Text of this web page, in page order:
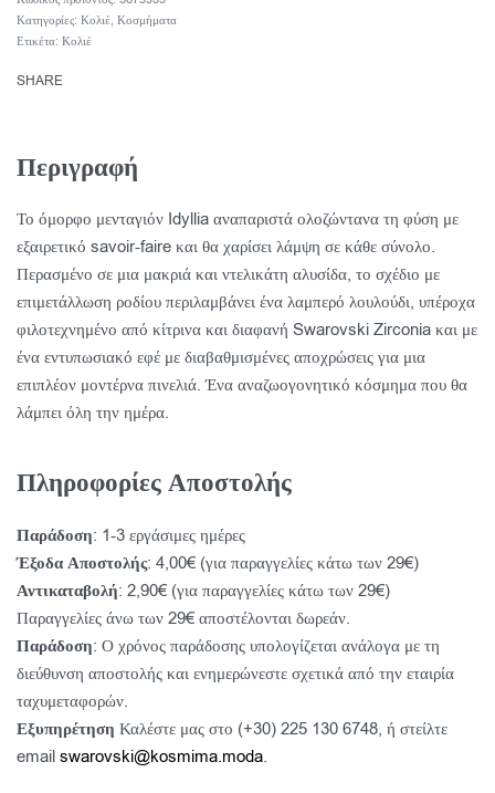
Κατηγορίες: Κολιέ, Κοσμήματα
Ετικέτα: Κολιέ
SHARE
Περιγραφή
Το όμορφο μενταγιόν Idyllia αναπαριστά ολοζώντανα τη φύση με
εξαιρετικό savoir-faire και θα χαρίσει λάμψη σε κάθε σύνολο.
Περασμένο σε μια μακριά και ντελικάτη αλυσίδα, το σχέδιο με
επιμετάλλωση ροδίου περιλαμβάνει ένα λαμπερό λουλούδι, υπέροχα
φιλοτεχνημένο από κίτρινα και διαφανή Swarovski Zirconia και με
ένα εντυπωσιακό εφέ με διαβαθμισμένες αποχρώσεις για μια
επιπλέον μοντέρνα πινελιά. Ένα αναζωογονητικό κόσμημα που θα
λάμπει όλη την ημέρα.
Πληροφορίες Αποστολής
Παράδοση: 1-3 εργάσιμες ημέρες
Έξοδα Αποστολής: 4,00€ (για παραγγελίες κάτω των 29€)
Αντικαταβολή: 2,90€ (για παραγγελίες κάτω των 29€)
Παραγγελίες άνω των 29€ αποστέλονται δωρεάν.
Παράδοση: Ο χρόνος παράδοσης υπολογίζεται ανάλογα με τη
διεύθυνση αποστολής και ενημερώνεστε σχετικά από την εταιρία
ταχυμεταφορών.
Εξυπηρέτηση Καλέστε μας στο (+30) 225 130 6748, ή στείλτε
email swarovski@kosmima.moda.